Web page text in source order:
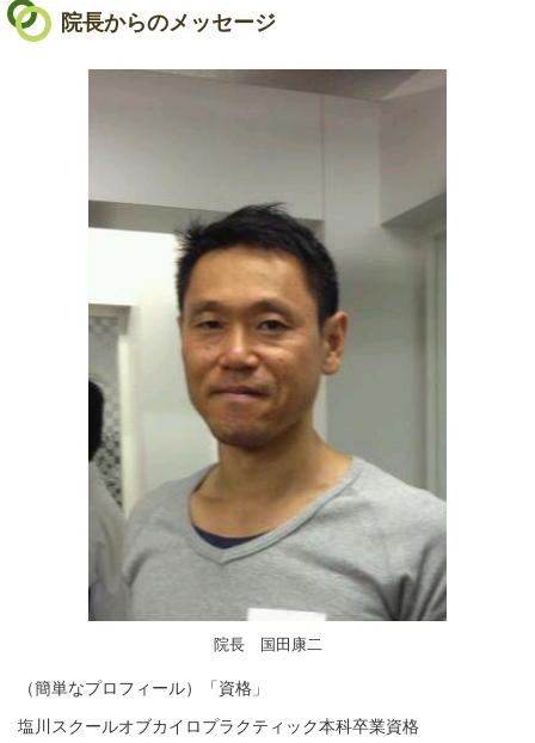
院長からのメッセージ
院長 国田康二
（簡単なプロフィール）「資格」
塩川スクールオブカイロプラクティック本科卒業資格